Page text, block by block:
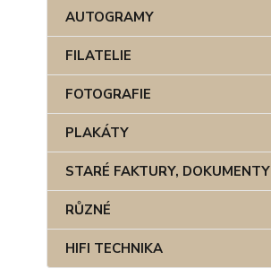
AUTOGRAMY
FILATELIE
FOTOGRAFIE
PLAKÁTY
STARÉ FAKTURY, DOKUMENTY
RŮZNÉ
HIFI TECHNIKA